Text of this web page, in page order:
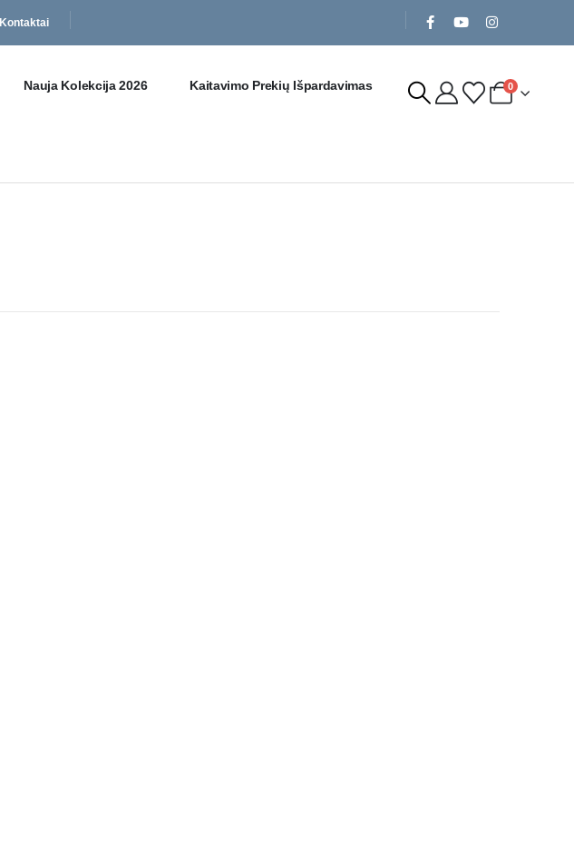
Kontaktai
Nauja Kolekcija 2026 Kaitavimo Prekių Išpardavimas 0